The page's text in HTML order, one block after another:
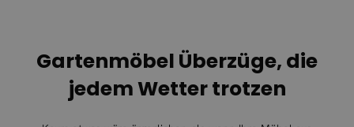
Gartenmöbel Überzüge, die
jedem Wetter trotzen